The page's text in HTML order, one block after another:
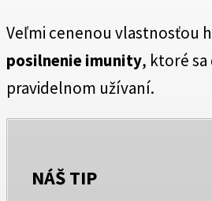
Veľmi cenenou vlastnosťou
posilnenie imunity, ktoré
pravidelnom užívaní.
NÁŠTIP